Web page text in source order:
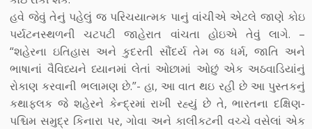
હવે જેવું તેનું પહેલું જ પરિચયાત્મક પાનું વાંચીએ એટલે જાણે કોઇ
પર્યટનસ્થળની ચટપટી જાહેરાત વાંચતા હોઇએ તેવું લાગે. –
“શહેરના ઇતિહાસ અને કુદરતી સૌંદર્ય તેમ જ ધર્મ, જાતિ અને
ભાષાનાં વૈવિધ્યને ધ્યાનમાં લેતાં ઓછામાં ઓછું એક અઠવાડિયાંનું
રોકાણ કરવાની ભલામણ છે.”- હા, આ વાત થઇ રહી છે આ પુસ્તકનું
કથાફલક જે શહેરને કેન્દ્રમાં રાખી રહ્યું છે તે, ભારતના દક્ષિણ-
પશ્ચિમ સમુદ્ર કિનારા પર, ગોવા અને કાલીકટની વચ્ચે વસેલાં એક